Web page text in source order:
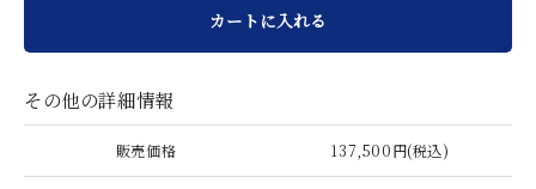
カートに入れる
その他の詳細情報
販売価格 137,500円(税込)